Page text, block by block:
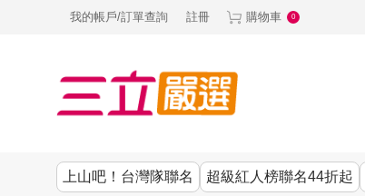
我的帳戶/訂單查詢 註冊 購物車 0
上山吧！台灣隊聯名 超級紅人榜聯名44折起